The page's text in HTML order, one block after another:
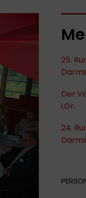
25.
Der
i.Gr.
24.